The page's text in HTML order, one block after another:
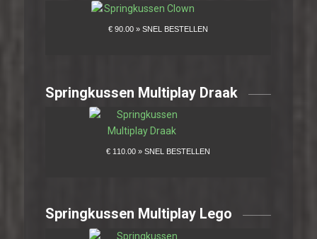
Springkussen Multiplay Draak
Springkussen Multiplay Lego